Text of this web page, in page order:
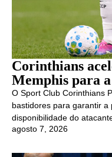
Corinthians
Memphis para
O Sport Club Corinthians
bastidores para garantir a
disponibilidade do
agosto 7, 2026